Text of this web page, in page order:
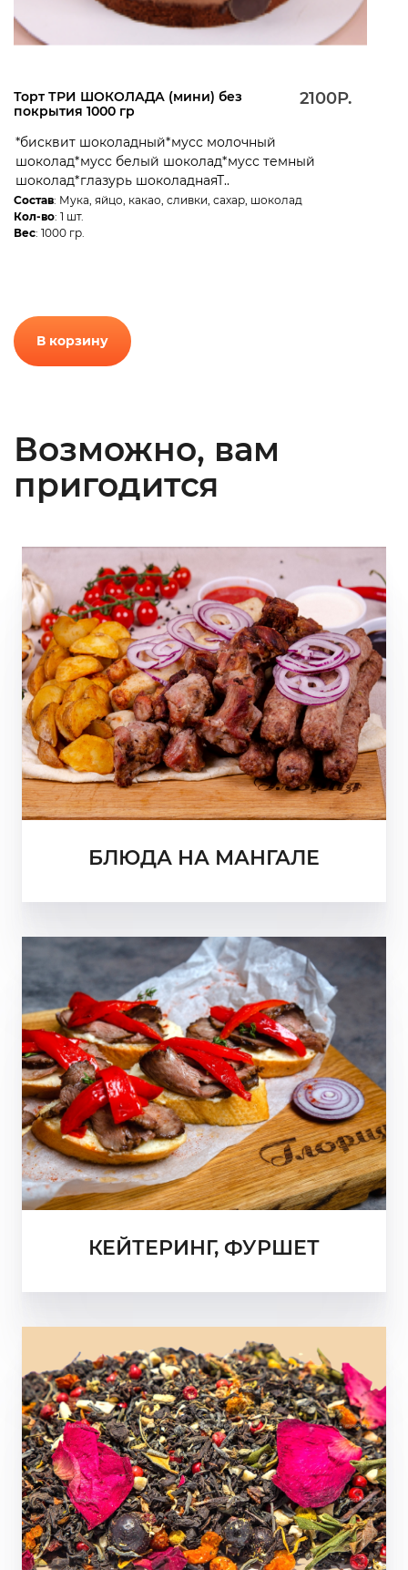
Торт ТРИ ШОКОЛАДА (мини) без
покрытия 1000 гр
2100Р.
*бисквит шоколадный*мусс молочный
шоколад*мусс белый шоколад*мусс темный
шоколад*глазурь шоколаднаяТ..
Состав: Мука, яйцо, какао, сливки, сахар, шоколад
Кол-во: 1 шт.
Вес: 1000 гр.
В корзину
Возможно, вам
пригодится
БЛЮДА НА МАНГАЛЕ
КЕЙТЕРИНГ, ФУРШЕТ